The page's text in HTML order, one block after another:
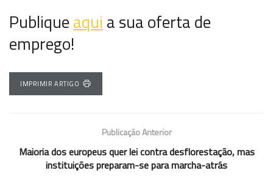
Publiqueaqui a sua oferta de
emprego!
IMPRIMIR ARTIGO
Publicação Anterior
Maioria dos europeus quer lei contra desflorestação, mas
instituições preparam-se para marcha-atrás